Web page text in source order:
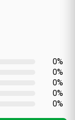
0%
0%
0%
0%
0%